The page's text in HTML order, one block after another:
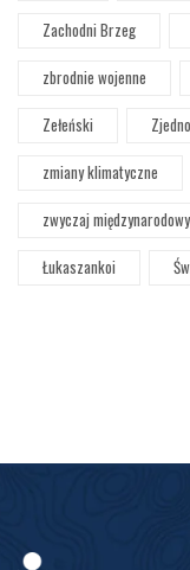
Zachodni Brzeg
zbrodnie wojenne
Zełeński
zmiany klimatyczne
zwyczaj międzynarodowy
Łukaszankoi